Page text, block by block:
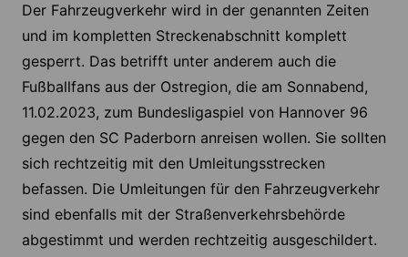
Der Fahrzeugverkehr wird in der genannten Zeiten
und im kompletten Streckenabschnitt komplett
gesperrt. Das betrifft unter anderem auch die
Fußballfans aus der Ostregion, die am Sonnabend,
11.02.2023, zum Bundesligaspiel von Hannover 96
gegen den SC Paderborn anreisen wollen. Sie sollten
sich rechtzeitig mit den Umleitungsstrecken
befassen. Die Umleitungen für den Fahrzeugverkehr
sind ebenfalls mit der Straßenverkehrsbehörde
abgestimmt und werden rechtzeitig ausgeschildert.